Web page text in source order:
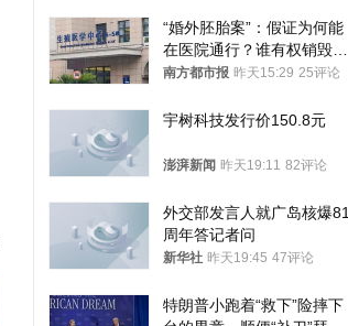
“婚外胚胎案”：假证为何能
在医院通行？谁有权销毁胚
胎？
南方都市报 昨天15:29 25评论
宇树科技发行价150.8元
澎湃新闻 昨天19:11 82评论
外交部发言人就广岛核爆81
周年答记者问
新华社 昨天19:45 47评论
特朗普小跑着“救下”险摔下